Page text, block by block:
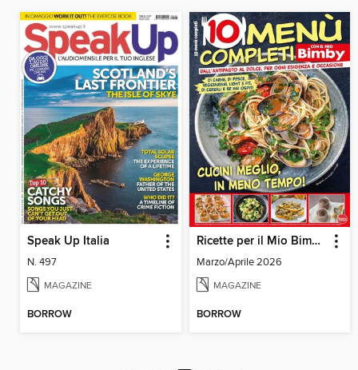
Speak Up Italia
N. 497
MAGAZINE
BORROW
Ricette per il Mio Bimby Speciale
Marzo/Aprile 2026
MAGAZINE
BORROW